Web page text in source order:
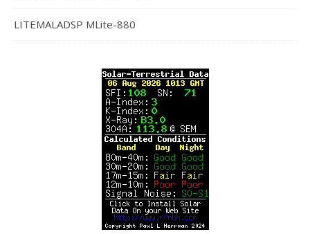
LITEMALADSP MLite-880